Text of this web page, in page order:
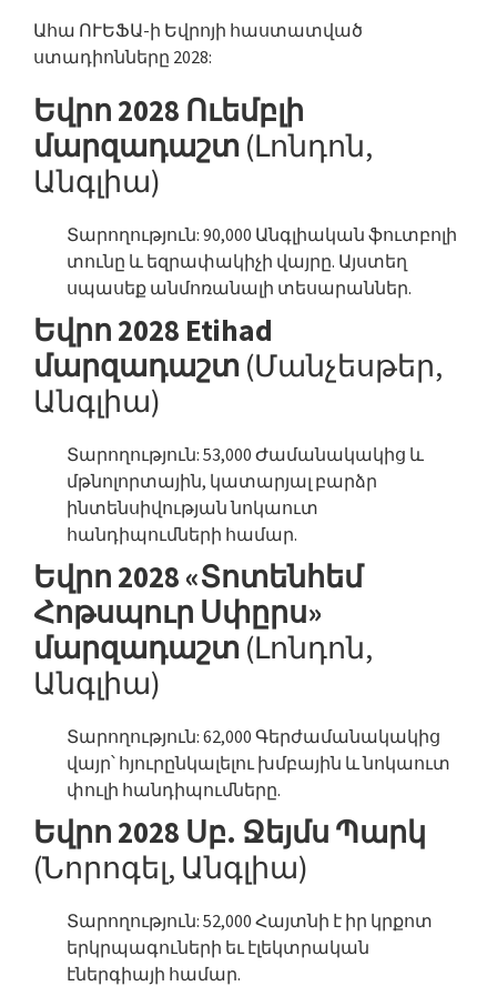
Ահա ՈՒԵՖԱ-ի Եվրոյի հաստատված
ստադիոնները 2028:
Եվրո 2028 Ուեմբլի
մարզադաշտ (Լոնդոն,
Անգլիա)
Տարողություն: 90,000 Անգլիական ֆուտբոլի
տունը և եզրափակիչի վայրը. Այստեղ
սպասեք անմոռանալի տեսարաններ.
Եվրո 2028 Etihad
մարզադաշտ (Մանչեսթեր,
Անգլիա)
Տարողություն: 53,000 Ժամանակակից և
մթնոլորտային, կատարյալ բարձր
ինտենսիվության նոկաուտ
հանդիպումների համար.
Եվրո 2028 «Տոտենհեմ
Հոթսպուր Սփըրս»
մարզադաշտ (Լոնդոն,
Անգլիա)
Տարողություն: 62,000 Գերժամանակակից
վայր՝ հյուրընկալելու խմբային և նոկաուտ
փուլի հանդիպումները.
Եվրո 2028 Սբ. Ջեյմս Պարկ
(Նորոգել, Անգլիա)
Տարողություն: 52,000 Հայտնի է իր կրքոտ
երկրպագուների եւ էլեկտրական
էներգիայի համար.